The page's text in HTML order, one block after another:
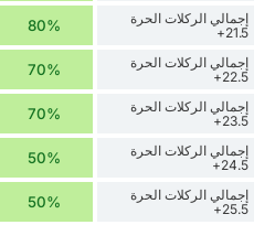
إجمالي الركلات الحرة
21.5+
80%
إجمالي الركلات الحرة
22.5+
70%
إجمالي الركلات الحرة
23.5+
70%
إجمالي الركلات الحرة
24.5+
50%
إجمالي الركلات الحرة
25.5+
50%